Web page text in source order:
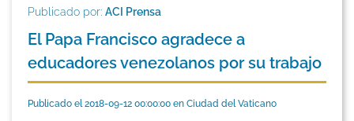
Publicado por: ACI Prensa
El Papa Francisco agradece a
educadores venezolanos por su trabajo
Publicado el 2018-09-12 00:00:00 en Ciudad del Vaticano